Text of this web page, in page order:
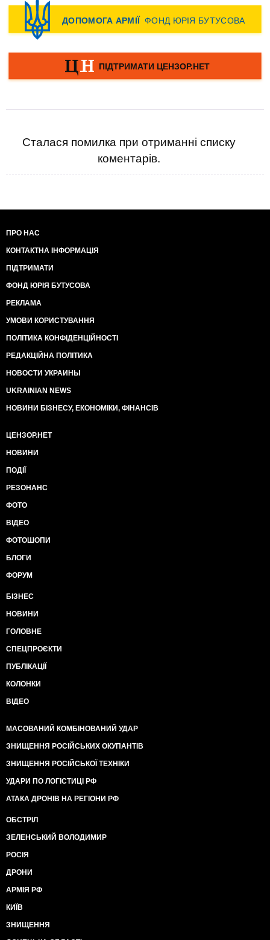
Сталася помилка при отриманні списку
коментарів.
ПРО НАС
КОНТАКТНА ІНФОРМАЦІЯ
ПІДТРИМАТИ
ФОНД ЮРІЯ БУТУСОВА
РЕКЛАМА
УМОВИ КОРИСТУВАННЯ
ПОЛІТИКА КОНФІДЕНЦІЙНОСТІ
РЕДАКЦІЙНА ПОЛІТИКА
НОВОСТИ УКРАИНЫ
UKRAINIAN NEWS
НОВИНИ БІЗНЕСУ, ЕКОНОМІКИ, ФІНАНСІВ
ЦЕНЗОР.НЕТ
НОВИНИ
ПОДІЇ
РЕЗОНАНС
ФОТО
ВІДЕО
ФОТОШОПИ
БЛОГИ
ФОРУМ
БІЗНЕС
НОВИНИ
ГОЛОВНЕ
СПЕЦПРОЄКТИ
ПУБЛІКАЦІЇ
КОЛОНКИ
ВІДЕО
МАСОВАНИЙ КОМБІНОВАНИЙ УДАР
ЗНИЩЕННЯ РОСІЙСЬКИХ ОКУПАНТІВ
ЗНИЩЕННЯ РОСІЙСЬКОЇ ТЕХНІКИ
УДАРИ ПО ЛОГІСТИЦІ РФ
АТАКА ДРОНІВ НА РЕГІОНИ РФ
ОБСТРІЛ
ЗЕЛЕНСЬКИЙ ВОЛОДИМИР
РОСІЯ
ДРОНИ
АРМІЯ РФ
КИЇВ
ЗНИЩЕННЯ